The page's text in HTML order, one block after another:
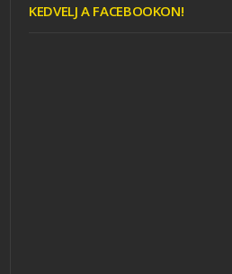
KEDVELJ A FACEBOOKON!